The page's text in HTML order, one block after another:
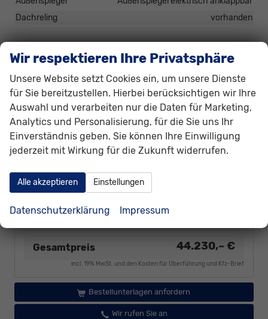
Dachreling
vorhanden
Räder & Technik
Sonstiges
Antriebsart
Verbrennungsmotor (ICE)
Anzahl Türen
5-türig
Innenausstattung
Polsterung
Zustand
Gesamtpreis 44.230,– €
incl. 19% MwSt. und den Kosten für Überführung und Kfz-Brief
Bestellunterlagen anfordern
Wir rufen Sie an
Wir respektieren Ihre Privatsphäre
Unsere Website setzt Cookies ein, um unsere Dienste
für Sie bereitzustellen. Hierbei berücksichtigen wir Ihre
Auswahl und verarbeiten nur die Daten für Marketing,
Analytics und Personalisierung, für die Sie uns Ihr
Einverständnis geben. Sie können Ihre Einwilligung
jederzeit mit Wirkung für die Zukunft widerrufen.
Alle akzeptieren Einstellungen
Datenschutzerklärung Impressum